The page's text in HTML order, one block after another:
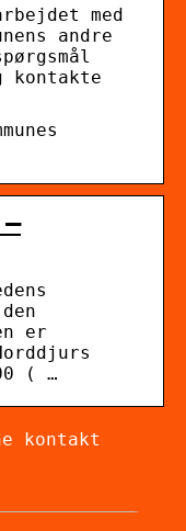
med
andre
kontakte
er
( …
kontakt